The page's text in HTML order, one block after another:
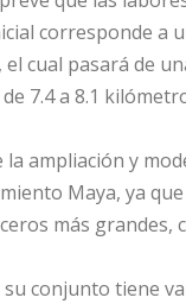
corresponde a
cual pasará de
7.4 a 8.1
ampliación y
Maya, ya
más
conjunto tiene